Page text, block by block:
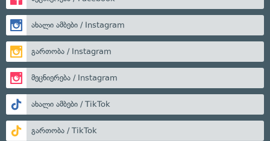
ახალი ამბები / Instagram
გართობა / Instagram
მეცნიერება / Instagram
ახალი ამბები / TikTok
გართობა / TikTok